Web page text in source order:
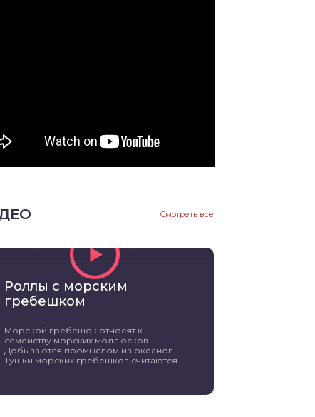
Смотреть все
Роллы с морским
гребешком
Морской гребешок относят к
семейству морских моллюсков.
Добываются промыслом из океанов.
Тушки морских гребешков считаются
...